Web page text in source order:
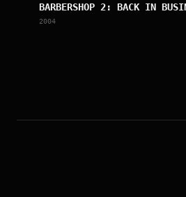
BARBERSHOP 2: BACK IN
2004